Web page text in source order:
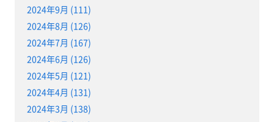
2024年9月 (111)
2024年8月 (126)
2024年7月 (167)
2024年6月 (126)
2024年5月 (121)
2024年4月 (131)
2024年3月 (138)